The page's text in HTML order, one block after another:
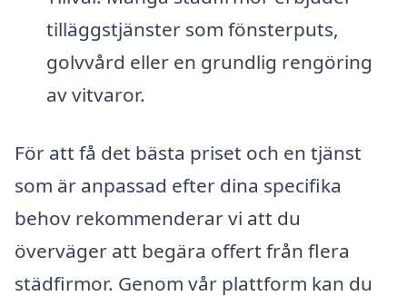
tilläggstjänster som fönsterputs,
golvvård eller en grundlig rengöring
av vitvaror.
För att få det bästa priset och en tjänst
som är anpassad efter dina specifika
behov rekommenderar vi att du
överväger att begära offert från flera
städfirmor. Genom vår plattform kan du